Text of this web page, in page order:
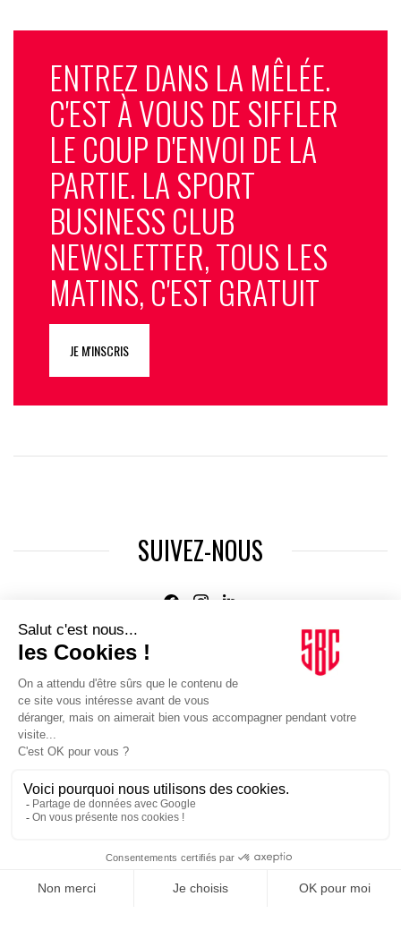
ENTREZ DANS LA MÊLÉE.
C'EST À VOUS DE SIFFLER
LE COUP D'ENVOI DE LA
PARTIE. LA SPORT
BUSINESS CLUB
NEWSLETTER, TOUS LES
MATINS, C'EST GRATUIT
JE M'INSCRIS
SUIVEZ-NOUS
Agence web:Novius